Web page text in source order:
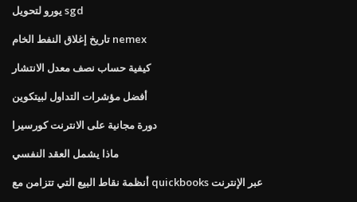
يورو لتحويل sgd
تاريخ إغلاق النفط الخام nemex
كيفية حساب نصف معدل الانتشار
أفضل مؤشرات التداول لبيتكوين
دورة مجانية على الانترنت كورسيرا
ماذا يشمل العقد النفسي
أنظمة نقاط البيع التي تتزامن مع quickbooks عبر الإنترنت